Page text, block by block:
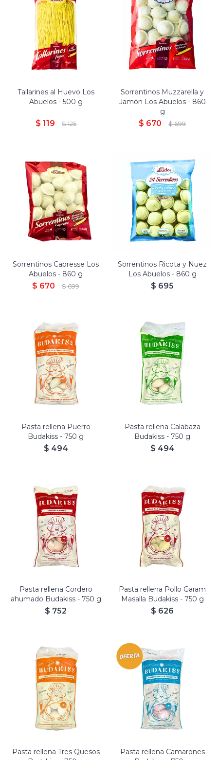
Tallarines al Huevo Los
Abuelos - 500 g
$ 119 $ 125
Sorrentinos Muzzarella y
Jamón Los Abuelos - 860
g
$ 670 $ 699
Sorrentinos Capresse Los
Abuelos - 860 g
$ 670 $ 699
Sorrentinos Ricota y Nuez
Los Abuelos - 860 g
$ 695
Budakiss rellenos de Puerro,
Nuez, Muzzarella y
Provolone.
Masa de Papa.
Pasta rellena Puerro
Budakiss - 750 g
$ 494
Budakiss rellenos de
Calabaza, Cebolla
caramelizada y Nueces.
Masa con Papa y Calabaza.
Pasta rellena Calabaza
Budakiss - 750 g
$ 494
Budakiss rellenos de Cordero
ahumado.
Masa con Papa, Morrón
asado y Vino.
Pasta rellena Cordero
ahumado Budakiss - 750 g
$ 752
Budakiss rellenos de Pollo a la
Garam Masalla.
Masa con Papa y Cúrcuma.
Pasta rellena Pollo Garam
Masalla Budakiss - 750 g
$ 626
Budakiss rellenos de Tres
quesos, Parmesano,
Muzzarella y Provolone.
Masa con Papa.
Pasta rellena Tres Quesos
Budakiss rellenos de
Camarón, Merluza y
Pimientos.
Masa con Papa y
Remolacha.
Pasta rellena Camarones
Especialidades
Sin rebozar
Sin Rebozar